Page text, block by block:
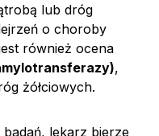
lub dróg
o choroby
również ocena
,
żółciowych.
lekarz bierze